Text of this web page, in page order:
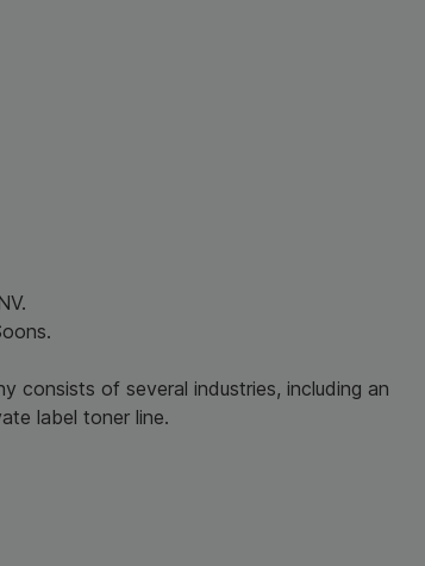
consists of several industries, including an
label toner line.